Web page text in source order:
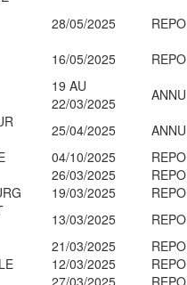
28/05/2025
16/05/2025
19 AU
22/03/2025
25/04/2025
04/10/2025
26/03/2025
19/03/2025
13/03/2025
21/03/2025
12/03/2025
27/03/2025